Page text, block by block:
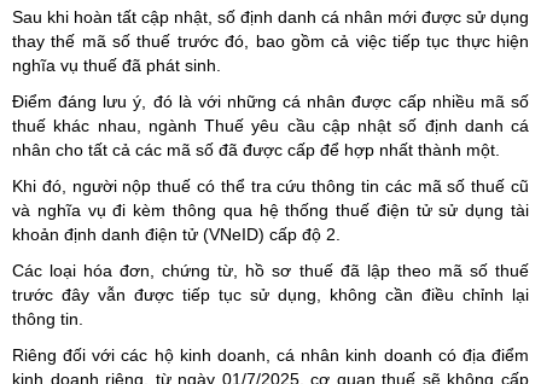
Sau khi hoàn tất cập nhật, số định danh cá nhân mới được sử dụng
thay thế mã số thuế trước đó, bao gồm cả việc tiếp tục thực hiện
nghĩa vụ thuế đã phát sinh.
Điểm đáng lưu ý, đó là với những cá nhân được cấp nhiều mã số
thuế khác nhau, ngành Thuế yêu cầu cập nhật số định danh cá
nhân cho tất cả các mã số đã được cấp để hợp nhất thành một.
Khi đó, người nộp thuế có thể tra cứu thông tin các mã số thuế cũ
và nghĩa vụ đi kèm thông qua hệ thống thuế điện tử sử dụng tài
khoản định danh điện tử (VNeID) cấp độ 2.
Các loại hóa đơn, chứng từ, hồ sơ thuế đã lập theo mã số thuế
trước đây vẫn được tiếp tục sử dụng, không cần điều chỉnh lại
thông tin.
Riêng đối với các hộ kinh doanh, cá nhân kinh doanh có địa điểm
kinh doanh riêng, từ ngày 01/7/2025, cơ quan thuế sẽ không cấp